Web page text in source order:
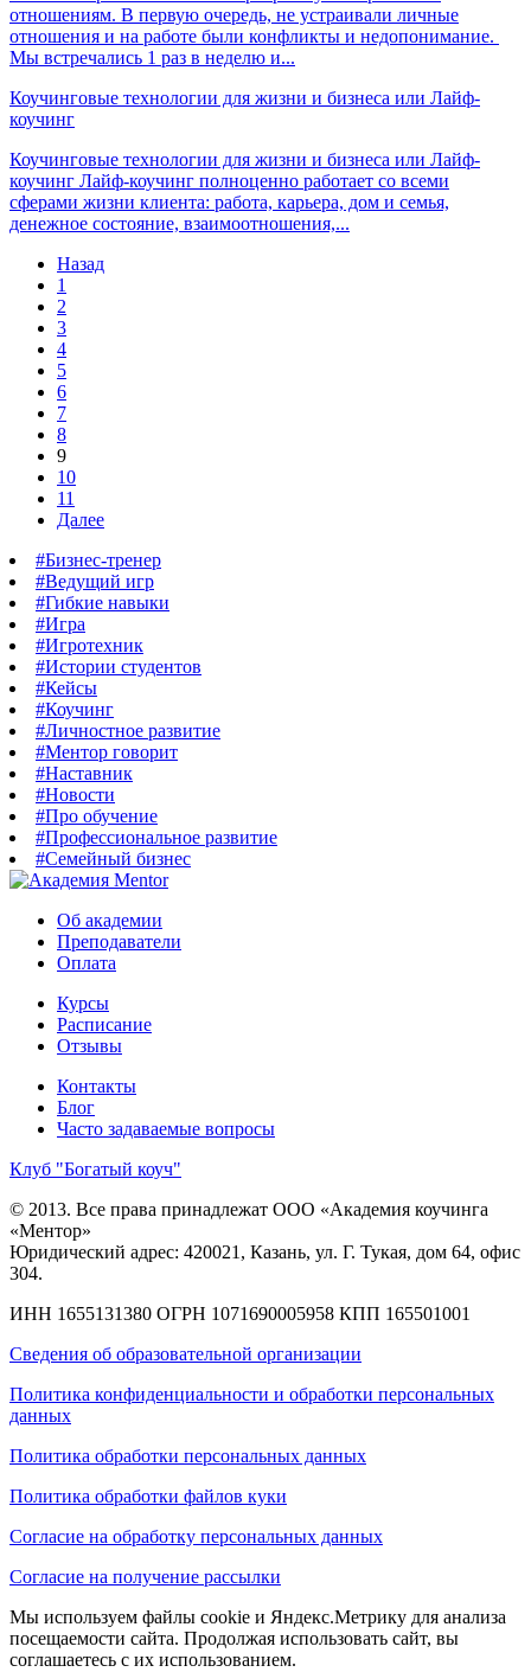
отношениям. В первую очередь, не устраивали личные
отношения и на работе были конфликты и недопонимание.
Мы встречались 1 раз в неделю и...
Коучинговые технологии для жизни и бизнеса или Лайф-
коучинг
Коучинговые технологии для жизни и бизнеса или Лайф-
коучинг Лайф-коучинг полноценно работает со всеми
сферами жизни клиента: работа, карьера, дом и семья,
денежное состояние, взаимоотношения,...
Назад
1
2
3
4
5
6
7
8
9
10
11
Далее
#Бизнес-тренер
#Ведущий игр
#Гибкие навыки
#Игра
#Игротехник
#Истории студентов
#Кейсы
#Коучинг
#Личностное развитие
#Ментор говорит
#Наставник
#Новости
#Про обучение
#Профессиональное развитие
#Семейный бизнес
Об академии
Преподаватели
Оплата
Курсы
Расписание
Отзывы
Контакты
Блог
Часто задаваемые вопросы
Клуб "Богатый коуч"
© 2013. Все права принадлежат ООО «Академия коучинга
«Ментор»
Юридический адрес: 420021, Казань, ул. Г. Тукая, дом 64, офис
304.
ИНН 1655131380 ОГРН 1071690005958 КПП 165501001
Сведения об образовательной организации
Политика конфиденциальности и обработки персональных
данных
Политика обработки персональных данных
Политика обработки файлов куки
Согласие на обработку персональных данных
Согласие на получение рассылки
Мы используем файлы cookie и Яндекс.Метрику для анализа
посещаемости сайта. Продолжая использовать сайт, вы
соглашаетесь с их использованием.